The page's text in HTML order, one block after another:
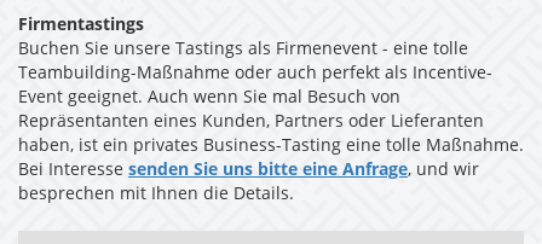
Firmentastings
Buchen Sie unsere Tastings als Firmenevent - eine tolle
Teambuilding-Maßnahme oder auch perfekt als Incentive-
Event geeignet. Auch wenn Sie mal Besuch von
Repräsentanten eines Kunden, Partners oder Lieferanten
haben, ist ein privates Business-Tasting eine tolle Maßnahme.
Bei Interesse senden Sie uns bitte eine Anfrage, und wir
besprechen mit Ihnen die Details.